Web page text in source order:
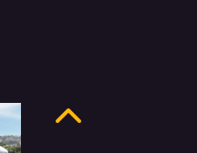
Anterior